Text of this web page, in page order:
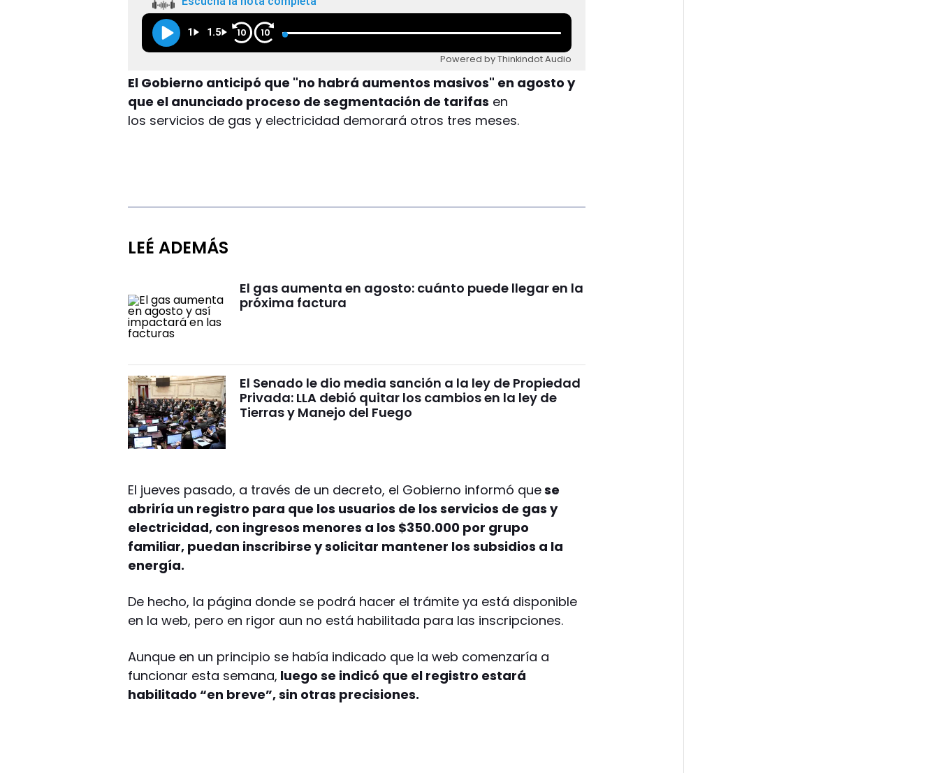
1 1.5 10 10
Powered by Thinkindot Audio
El Gobierno anticipó que "no habrá aumentos masivos" en agosto y
que el anunciado proceso de segmentación de tarifas en
los servicios de gas y electricidad demorará otros tres meses.
LEÉ ADEMÁS
El gas aumenta en agosto: cuánto puede llegar en la
próxima factura
El Senado le dio media sanción a la ley de Propiedad
Privada: LLA debió quitar los cambios en la ley de
Tierras y Manejo del Fuego
El jueves pasado, a través de un decreto, el Gobierno informó quese
abriría un registro para que los usuarios de los servicios de gas y
electricidad, con ingresos menores a los $350.000 por grupo
familiar, puedan inscribirse y solicitar mantener los subsidios a la
energía.
De hecho, la página donde se podrá hacer el trámite ya está disponible
en la web, pero en rigor aun no está habilitada para las inscripciones.
Aunque en un principio se había indicado que la web comenzaría a
funcionar esta semana, luego se indicó que el registro estará
habilitado “en breve”, sin otras precisiones.